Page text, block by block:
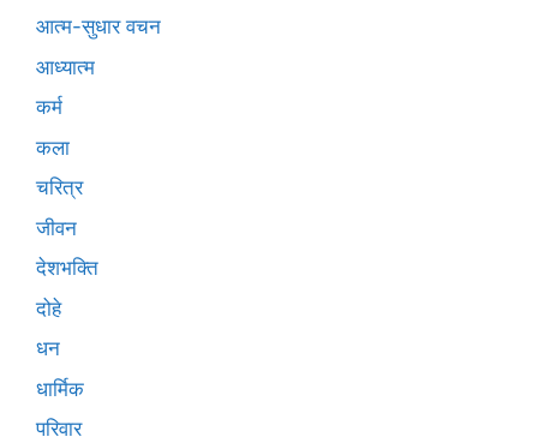
आत्म-सुधार वचन
आध्यात्म
कर्म
कला
चरित्र
जीवन
देशभक्ति
दोहे
धन
धार्मिक
परिवार